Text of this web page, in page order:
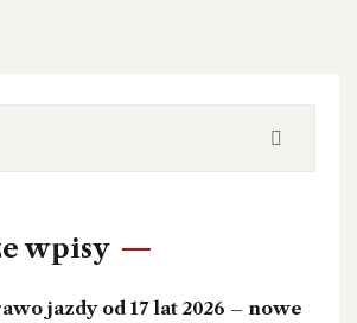
wpisy
jazdy od 17 lat 2026 – nowe